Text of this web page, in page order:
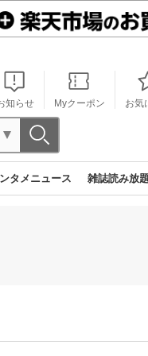
知らせ Myクーポン お気
タメニュース 雑誌読み放題